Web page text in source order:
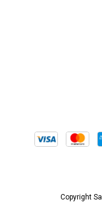
Copyright